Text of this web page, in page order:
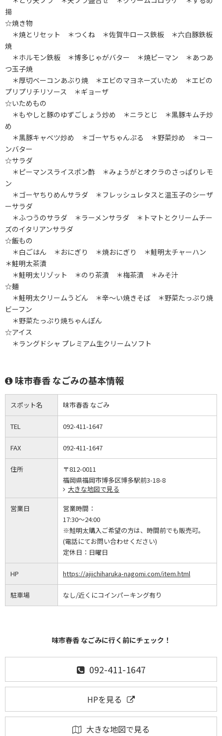
揚
☆焼き物
＊焼とリセット ＊つくね ＊佐賀牛ロース鉄板 ＊六白豚鉄板
焼
＊ホルモン鉄板 ＊博多じゃがバター ＊焼ピーマン ＊あつあ
つ玉子焼
＊厚切ベーコンあぶり焼 ＊エビのマヨネーズいため ＊エビの
プリプリチリソース ＊ギョーザ
☆いためもの
＊もやしと豚のゆずごしょう炒め ＊ニラとじ ＊黒豚キムチ炒
め
＊黒豚キャベツ炒め ＊ゴーヤちゃんぷる ＊野菜炒め ＊コー
ンバター
☆サラダ
＊ピーマンスライスポン酢 ＊みょうがとオクラのさっぱりレモ
ン
＊ゴーヤちりめんサラダ ＊フレッシュレタスと温玉子のシーザ
ーサラダ
＊ふつうのサラダ ＊ラーメンサラダ ＊トマトとクリームチー
ズのイタリアンサラダ
☆飯もの
＊白ごはん ＊おにぎり ＊焼おにぎり ＊鮭明太チャーハン
＊鮭明太茶漬
＊鮭明太リゾット ＊のり茶漬 ＊梅茶漬 ＊みそ汁
☆麺
＊鮭明太クリームうどん ＊辛～い焼きそば ＊野菜たっぷり焼
ビーフン
＊野菜たっぷり焼ちゃんぽん
☆アイス
＊ラングドシャ プレミアム生クリームソフト
味市春香 なごみの基本情報
スポット名 味市春香 なごみ
TEL 092-411-1647
FAX 092-411-1647
住所
〒812-0011
福岡県福岡市博多区博多駅前3-18-8
大きな地図で見る
営業日
営業時間：
17:30～24:00
※鮭明太購入ご希望の方は、時間前でも販売可。
(電話にてお問い合わせください)
定休日： 日曜日
HP https://ajiichiharuka-nagomi.com/item.html
駐車場 なし/近くにコインパーキング有り
味市春香 なごみに行く前にチェック！
092-411-1647
HPを見る
大きな地図で見る